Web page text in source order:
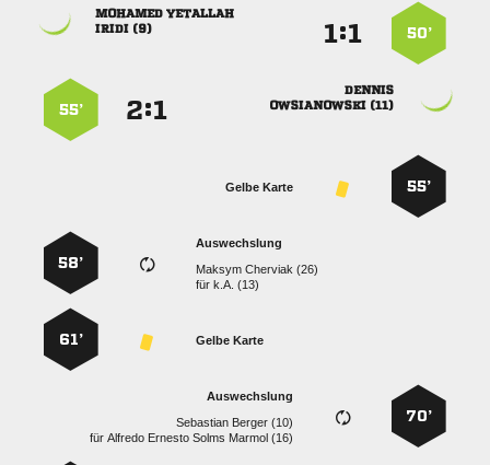
50’
:
 
 

 
:
55’
55’
Gelbe Karte
Auswechslung
  
fürk.A. (13)
58’
Gelbe Karte
61’
70’
Auswechslung
  
für    